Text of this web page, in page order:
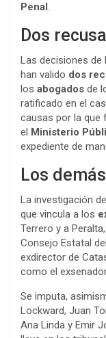
Penal.
Dos
Las decisiones de
han valido dos
los abogados de
ratificado en el
causas por la que
el Ministerio
expediente de
Los
La investigación
que vincula a los
Terrero y a
Consejo Estatal
exdirector de
como el
Se imputa,
Lockward, Juan
Ana Linda y Emir